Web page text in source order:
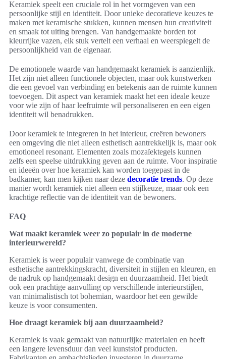
Keramiek speelt een cruciale rol in het vormgeven van een
persoonlijke stijl en identiteit. Door unieke decoratieve keuzes te
maken met keramische stukken, kunnen mensen hun creativiteit
en smaak tot uiting brengen. Van handgemaakte borden tot
kleurrijke vazen, elk stuk vertelt een verhaal en weerspiegelt de
persoonlijkheid van de eigenaar.
De emotionele waarde van handgemaakt keramiek is aanzienlijk.
Het zijn niet alleen functionele objecten, maar ook kunstwerken
die een gevoel van verbinding en betekenis aan de ruimte kunnen
toevoegen. Dit aspect van keramiek maakt het een ideale keuze
voor wie zijn of haar leefruimte wil personaliseren en een eigen
identiteit wil benadrukken.
Door keramiek te integreren in het interieur, creëren bewoners
een omgeving die niet alleen esthetisch aantrekkelijk is, maar ook
emotioneel resonant. Elementen zoals mozaïektegels kunnen
zelfs een speelse uitdrukking geven aan de ruimte. Voor inspiratie
en ideeën over hoe keramiek kan worden toegepast in de
badkamer, kan men kijken naar deze decoratie trends. Op deze
manier wordt keramiek niet alleen een stijlkeuze, maar ook een
krachtige reflectie van de identiteit van de bewoners.
FAQ
Wat maakt keramiek weer zo populair in de moderne
interieurwereld?
Keramiek is weer populair vanwege de combinatie van
esthetische aantrekkingskracht, diversiteit in stijlen en kleuren, en
de nadruk op handgemaakt design en duurzaamheid. Het biedt
ook een prachtige aanvulling op verschillende interieurstijlen,
van minimalistisch tot bohemian, waardoor het een gewilde
keuze is voor consumenten.
Hoe draagt keramiek bij aan duurzaamheid?
Keramiek is vaak gemaakt van natuurlijke materialen en heeft
een langere levensduur dan veel kunststof producten.